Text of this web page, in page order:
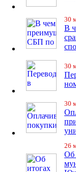
30
В
30
30
26
Об